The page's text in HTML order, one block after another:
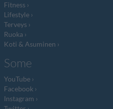
Fitness
Lifestyle
Terveys
Ruoka
Koti & Asuminen
Some
YouTube
Facebook
Instagram